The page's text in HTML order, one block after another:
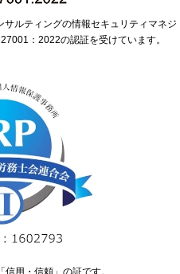
ルティングの情報セキュリティマネジ
：2022の認証を受けています。